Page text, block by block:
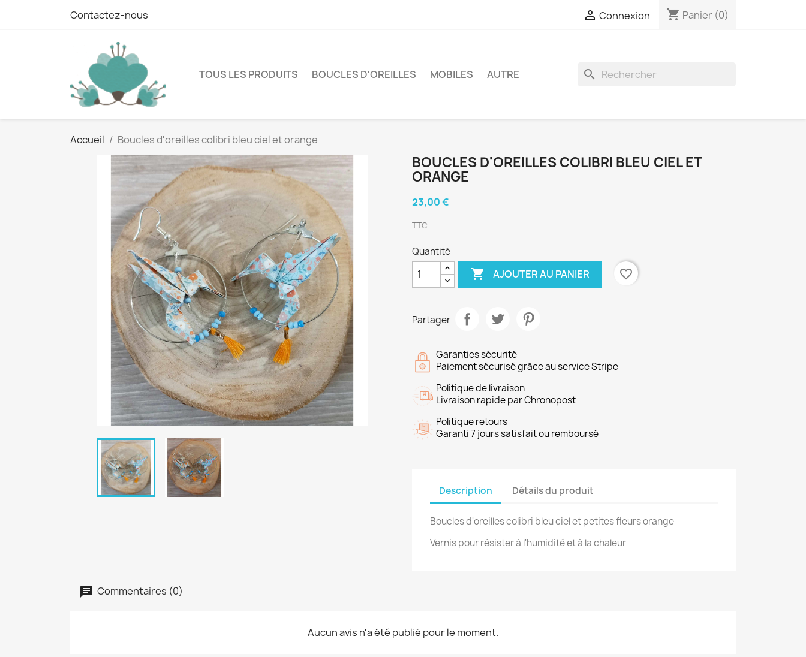
Contactez-nous  Connexion shopping_cart Panier (0)
TOUS LES PRODUITS BOUCLES D'OREILLES MOBILES AUTRE search
Accueil Boucles d'oreilles colibri bleu ciel et orange
BOUCLES D'OREILLES COLIBRI BLEU CIEL ET
ORANGE
23,00 €
TTC
Quantité
 AJOUTER AU PANIER favorite_border
Partager
Garanties sécurité
Paiement sécurisé grâce au service Stripe
Politique de livraison
Livraison rapide par Chronopost
Politique retours
Garanti 7 jours satisfait ou remboursé
Description Détails du produit
Boucles d'oreilles colibri bleu ciel et petites fleurs orange
Vernis pour résister à l'humidité et à la chaleur
Commentaires (0)
Aucun avis n'a été publié pour le moment.